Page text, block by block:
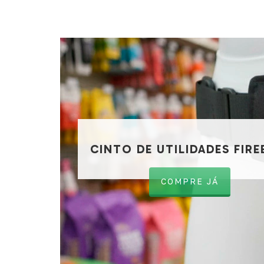
CINTO DE UTILIDADES
COMPRE JÁ